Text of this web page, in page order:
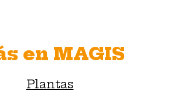
en MAGIS
Plantas